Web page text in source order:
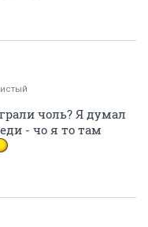
чоль? Я думал
- чо я то там